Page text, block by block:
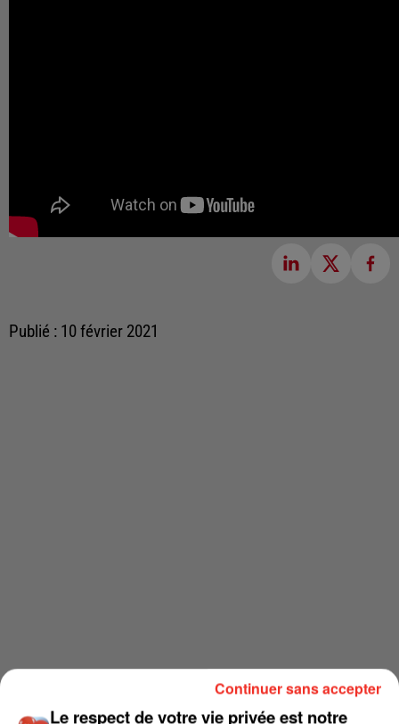
Publié : 10 février 2021
Le respect de votre vie privée est notre
Continuer sans accepter